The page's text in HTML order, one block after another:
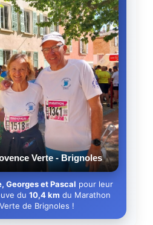
Verte - Brignoles
Georges et Pascal pour leur
du 10,4 km du Marathon
de Brignoles !